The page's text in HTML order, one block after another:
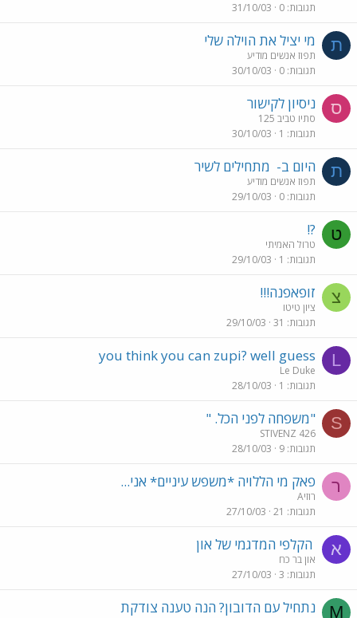
תגובות 0
31/10/03
ת מי יציל את הוילה שלי
תפוז אנשים מודיע
תגובות 0
30/10/03
ס ניסיון לקישור
סתיו טביב 125
תגובות 1
30/10/03
ת היום ב- מתחילים לשיר
תפוז אנשים מודיע
תגובות 0
29/10/03
ט ?!
טרול האמיתי
תגובות 1
29/10/03
צ זופאפנה!!!
ציון טיטו
תגובות 31
29/10/03
L
you think you can zupi? well guess
Le Duke
תגובות 1
28/10/03
S "משפחה לפני הכל. "
STIVENZ 426
תגובות 9
28/10/03
ר פאק מי הללויה *משפש עיניים* אני...
רוזיA
תגובות 21
27/10/03
א הקלפי המדגמי של און
און בר כח
תגובות 3
27/10/03
M נתחיל עם הדובון? הנה טענה צודקת